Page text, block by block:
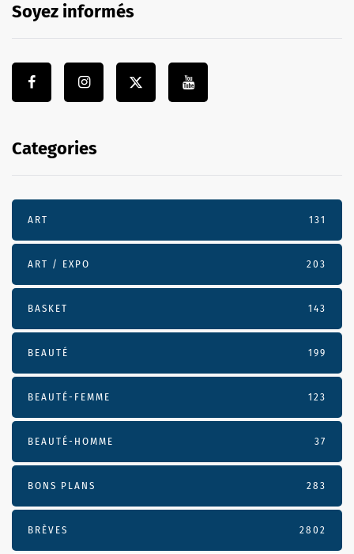
Soyez informés
Categories
ART 131
ART / EXPO 203
BASKET 143
BEAUTÉ 199
BEAUTÉ-FEMME 123
BEAUTÉ-HOMME 37
BONS PLANS 283
BRÈVES 2802